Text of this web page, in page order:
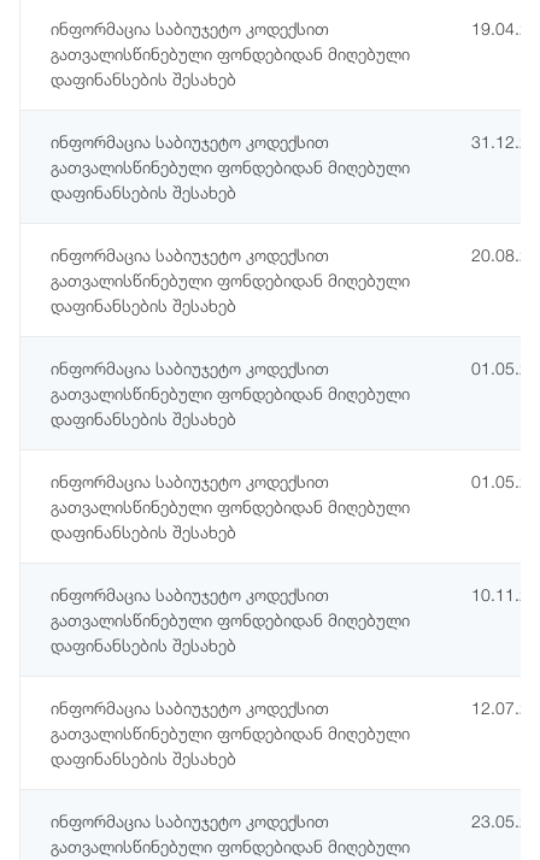
ინფორმაცია საბიუჯეტო კოდექსით
გათვალისწინებული ფონდებიდან მიღებული
დაფინანსების შესახებ
ინფორმაცია საბიუჯეტო კოდექსით
გათვალისწინებული ფონდებიდან მიღებული
დაფინანსების შესახებ
ინფორმაცია საბიუჯეტო კოდექსით
გათვალისწინებული ფონდებიდან მიღებული
დაფინანსების შესახებ
ინფორმაცია საბიუჯეტო კოდექსით
გათვალისწინებული ფონდებიდან მიღებული
დაფინანსების შესახებ
ინფორმაცია საბიუჯეტო კოდექსით
გათვალისწინებული ფონდებიდან მიღებული
დაფინანსების შესახებ
ინფორმაცია საბიუჯეტო კოდექსით
გათვალისწინებული ფონდებიდან მიღებული
დაფინანსების შესახებ
ინფორმაცია საბიუჯეტო კოდექსით
გათვალისწინებული ფონდებიდან მიღებული
დაფინანსების შესახებ
ინფორმაცია საბიუჯეტო კოდექსით
გათვალისწინებული ფონდებიდან მიღებული